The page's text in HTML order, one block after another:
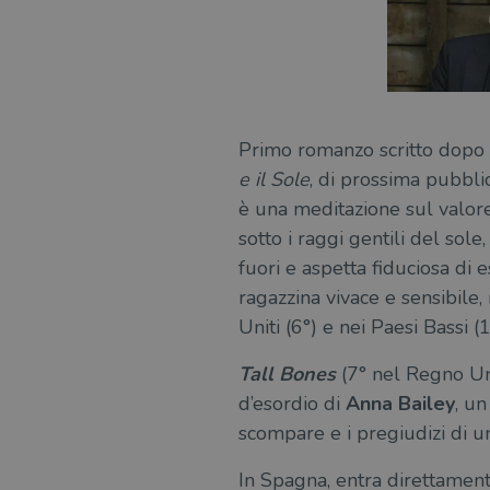
Primo romanzo scritto
e il Sole, di prossima
è una meditazione sul
sotto i raggi gentili del
fuori e aspetta fiduciosa di
ragazzina vivace e
Uniti (6°) e nei Paesi Bassi
Tall Bones(7° nel Regno
d’esordio di Anna Bailey,
scompare e i pregiudizi di
In Spagna, entra
Nome
/
_ga_RXJCD2NFMF
Google
LLC
Nome
Fornitore/
Dominio
UserProfile .illibraio.it
Platform
.illibraio.it
__Secure-
VISITOR_INFO1_LIVE